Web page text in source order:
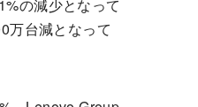
の減少となって
万台減となって